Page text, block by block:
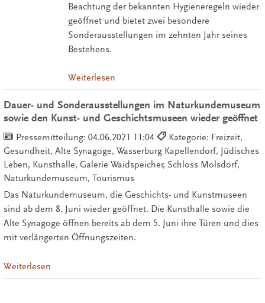
Beachtung der bekannten Hygieneregeln wieder
geöffnet und bietet zwei besondere
Sonderausstellungen im zehnten Jahr seines
Bestehens.
Weiterlesen
Dauer- und Sonderausstellungen im Naturkundemuseum
sowie den Kunst- und Geschichtsmuseen wieder geöffnet
Pressemitteilung: 04.06.2021 11:04
Kategorie: Freizeit,
Gesundheit, Alte Synagoge, Wasserburg Kapellendorf, Jüdisches
Leben, Kunsthalle, Galerie Waidspeicher, Schloss Molsdorf,
Naturkundemuseum, Tourismus
Das Naturkundemuseum, die Geschichts- und Kunstmuseen
sind ab dem 8. Juni wieder geöffnet. Die Kunsthalle sowie die
Alte Synagoge öffnen bereits ab dem 5. Juni ihre Türen und dies
mit verlängerten Öffnungszeiten.
Weiterlesen